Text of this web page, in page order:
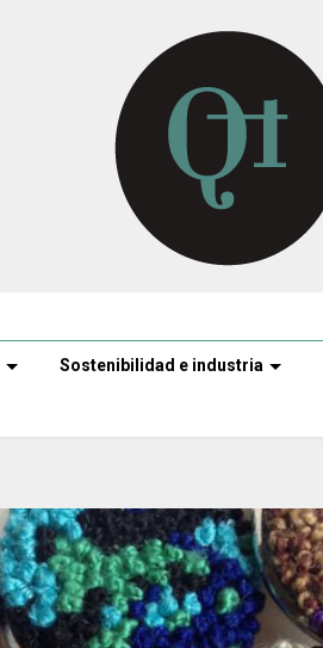
Sostenibilidad e industria